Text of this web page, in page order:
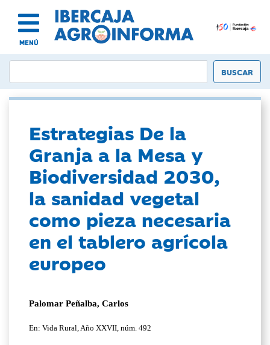
MENÚ
Estrategias De la
Granja a la Mesa y
Biodiversidad 2030,
la sanidad vegetal
como pieza necesaria
en el tablero agrícola
europeo
Palomar Peñalba, Carlos
En: Vida Rural, Año XXVII, núm. 492